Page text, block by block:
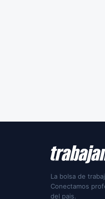
La bolsa de
Conectamos
del pais.